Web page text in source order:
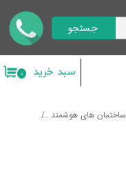
جستجو
۰ سبد خرید
ساختمان های هوشمند